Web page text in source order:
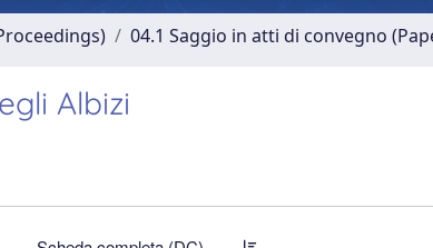
04.1 Saggio in atti di convegno
Albizi